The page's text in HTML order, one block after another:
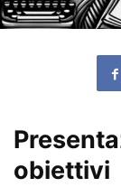
obiettivi